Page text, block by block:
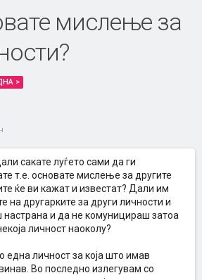
мислење за
>
сакате луѓето сами да ги
т.е. oсновате мислење за другите
ќе ви кажат и известат? Дали им
на другарките за други личности и
и да не комуницираш затоа
личност наоколу?
личност за која што имав
Во последно излегувам со